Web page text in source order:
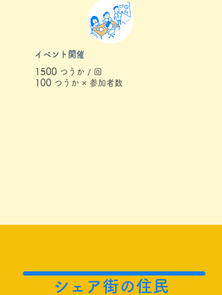
イベント開催
1500 つうか / 回
100 つうか × 参加者数
​シェア街の住民